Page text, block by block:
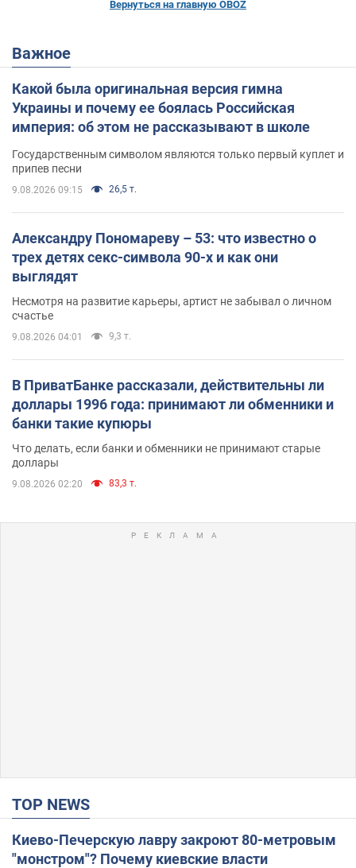
Вернуться на главную OBOZ
Важное
Какой была оригинальная версия гимна
Украины и почему ее боялась Российская
империя: об этом не рассказывают в школе
Государственным символом являются только первый куплет и
припев песни
9.08.2026 09:15 26,5 т.
Александру Пономареву – 53: что известно о
трех детях секс-символа 90-х и как они
выглядят
Несмотря на развитие карьеры, артист не забывал о личном
счастье
9.08.2026 04:01 9,3 т.
В ПриватБанке рассказали, действительны ли
доллары 1996 года: принимают ли обменники и
банки такие купюры
Что делать, если банки и обменники не принимают старые
доллары
9.08.2026 02:20 83,3 т.
TOP NEWS
Киево-Печерскую лавру закроют 80-метровым
"монстром"? Почему киевские власти